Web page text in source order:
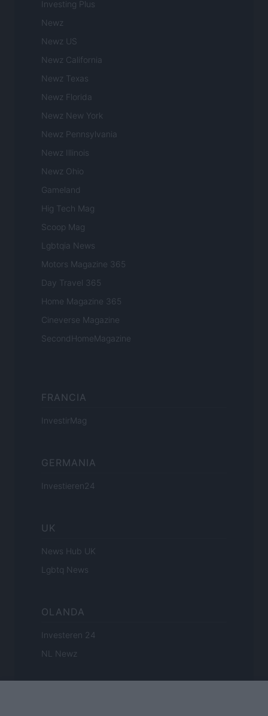
Investing Plus
Newz
Newz US
Newz California
Newz Texas
Newz Florida
Newz New York
Newz Pennsylvania
Newz Illinois
Newz Ohio
Gameland
Hig Tech Mag
Scoop Mag
Lgbtqia News
Motors Magazine 365
Day Travel 365
Home Magazine 365
Cineverse Magazine
SecondHomeMagazine
FRANCIA
InvestirMag
GERMANIA
Investieren24
UK
News Hub UK
Lgbtq News
OLANDA
Investeren 24
NL Newz